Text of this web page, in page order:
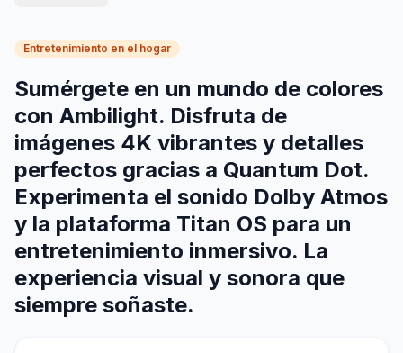
Entretenimiento en el hogar
Sumérgete en un mundo de colores
con Ambilight. Disfruta de
imágenes 4K vibrantes y detalles
perfectos gracias a Quantum Dot.
Experimenta el sonido Dolby Atmos
y la plataforma Titan OS para un
entretenimiento inmersivo. La
experiencia visual y sonora que
siempre soñaste.